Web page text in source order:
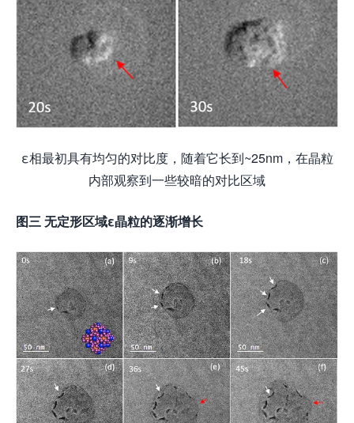
ε相最初具有均匀的对比度，随着它长到~25nm，在晶粒
内部观察到一些较暗的对比区域
图三无定形区域ε晶粒的逐渐增长